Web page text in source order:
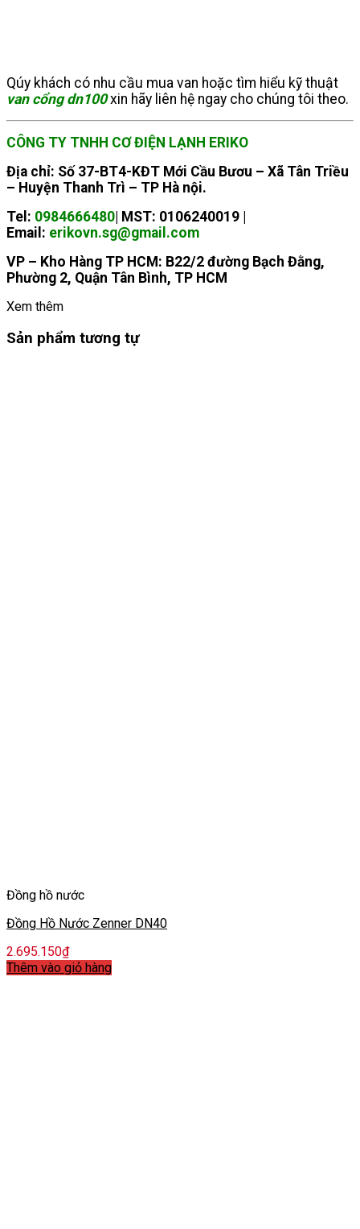
Qúy khách có nhu cầu mua van hoặc tìm hiểu kỹ thuật
van cổng dn100xin hãy liên hệ ngay cho chúng tôi theo.
CÔNG TY TNHH CƠ ĐIỆN LẠNH ERIKO
Địa chỉ: Số 37-BT4-KĐT Mới Cầu Bươu – Xã Tân Triều
– Huyện Thanh Trì – TP Hà nội.
Tel: 0984666480 | MST: 0106240019 |
Email: erikovn.sg@gmail.com
VP – Kho Hàng TP HCM: B22/2 đường Bạch Đằng,
Phường 2, Quận Tân Bình, TP HCM
Xem thêm
Sản phẩm tương tự
Đồng hồ nước
Đồng Hồ Nước Zenner DN40
2.695.150₫
Thêm vào giỏ hàng